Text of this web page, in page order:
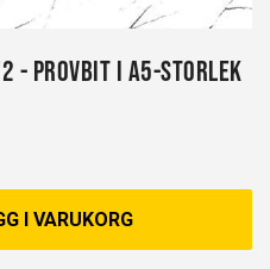
- Provbit i A5-storlek
I VARUKORG